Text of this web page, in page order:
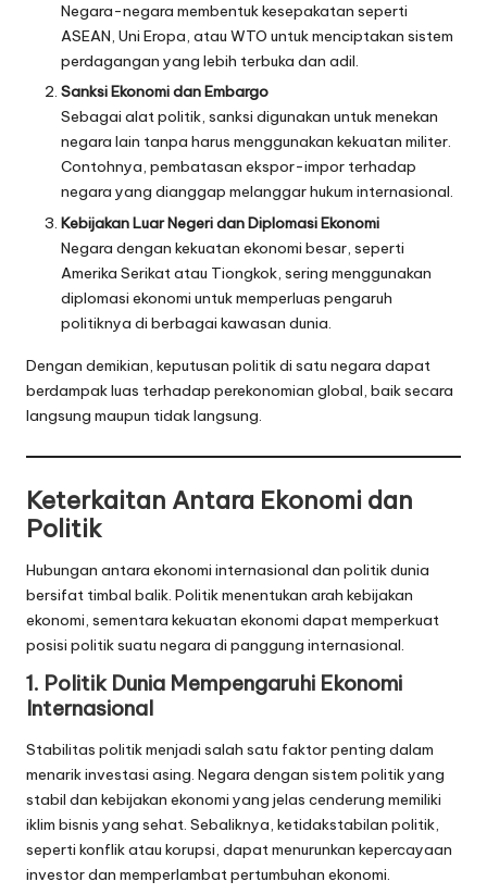
Negara-negara membentuk kesepakatan seperti
ASEAN, Uni Eropa, atau WTO untuk menciptakan sistem
perdagangan yang lebih terbuka dan adil.
Sanksi Ekonomi dan Embargo
Sebagai alat politik, sanksi digunakan untuk menekan
negara lain tanpa harus menggunakan kekuatan militer.
Contohnya, pembatasan ekspor-impor terhadap
negara yang dianggap melanggar hukum internasional.
Kebijakan Luar Negeri dan Diplomasi Ekonomi
Negara dengan kekuatan ekonomi besar, seperti
Amerika Serikat atau Tiongkok, sering menggunakan
diplomasi ekonomi untuk memperluas pengaruh
politiknya di berbagai kawasan dunia.
Dengan demikian, keputusan politik di satu negara dapat
berdampak luas terhadap perekonomian global, baik secara
langsung maupun tidak langsung.
Keterkaitan Antara Ekonomi dan
Politik
Hubungan antara ekonomi internasional dan politik dunia
bersifat timbal balik. Politik menentukan arah kebijakan
ekonomi, sementara kekuatan ekonomi dapat memperkuat
posisi politik suatu negara di panggung internasional.
1. Politik Dunia Mempengaruhi Ekonomi
Internasional
Stabilitas politik menjadi salah satu faktor penting dalam
menarik investasi asing. Negara dengan sistem politik yang
stabil dan kebijakan ekonomi yang jelas cenderung memiliki
iklim bisnis yang sehat. Sebaliknya, ketidakstabilan politik,
seperti konflik atau korupsi, dapat menurunkan kepercayaan
investor dan memperlambat pertumbuhan ekonomi.